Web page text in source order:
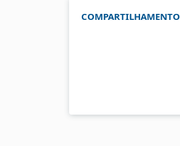
COMPARTILHAMENTO